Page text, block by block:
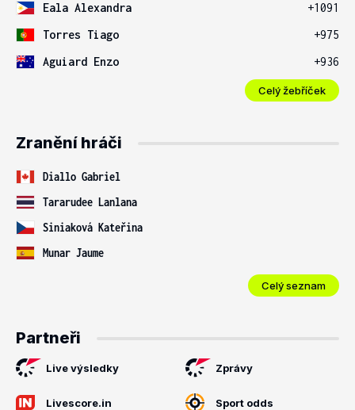
Eala Alexandra
+1091
Torres Tiago
+975
Aguiard Enzo
+936
Celý žebříček
Zranění hráči
Diallo Gabriel
Tararudee Lanlana
Siniaková Kateřina
Munar Jaume
Celý seznam
Partneři
Live výsledky Zprávy
Livescore.in Sport odds